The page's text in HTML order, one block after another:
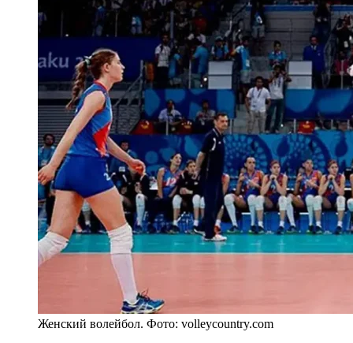
Женский волейбол. Фото: volleycountry.com